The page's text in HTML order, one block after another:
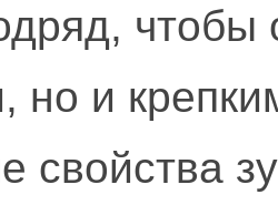
чтобы
но и
свойства